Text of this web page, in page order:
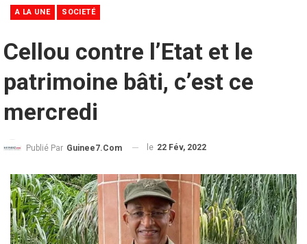
A LA UNE SOCIETÉ
Cellou contre l’Etat et le
patrimoine bâti, c’est ce
mercredi
Publié Par Guinee7.com le 22 Fév, 2022